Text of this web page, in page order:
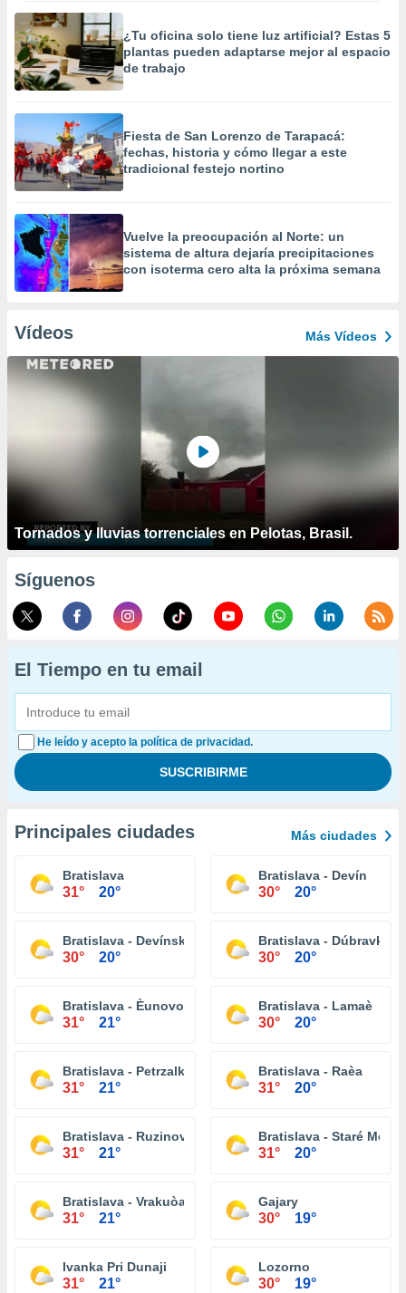
¿Tu oficina solo tiene luz artificial? Estas 5
plantas pueden adaptarse mejor al espacio
de trabajo
Fiesta de San Lorenzo de Tarapacá:
fechas, historia y cómo llegar a este
tradicional festejo nortino
Vuelve la preocupación al Norte: un
sistema de altura dejaría precipitaciones
con isoterma cero alta la próxima semana
Vídeos Más Vídeos
Tornados y lluvias torrenciales en Pelotas, Brasil.
Síguenos
El Tiempo en tu email
He leído y acepto la política de privacidad.
Principales ciudades Más ciudades
Bratislava
31° 20°
Bratislava - Devín
30° 20°
Bratislava - Devínska Nová Ves
30° 20°
Bratislava - Dúbravka
30° 20°
Bratislava - Èunovo
31° 21°
Bratislava - Lamaè
30° 20°
Bratislava - Petrzalka
31° 21°
Bratislava - Raèa
31° 20°
Bratislava - Ruzinov
31° 21°
Bratislava - Staré Mesto
31° 20°
Bratislava - Vrakuòa
31° 21°
Gajary
30° 19°
Ivanka Pri Dunaji
31° 21°
Lozorno
30° 19°